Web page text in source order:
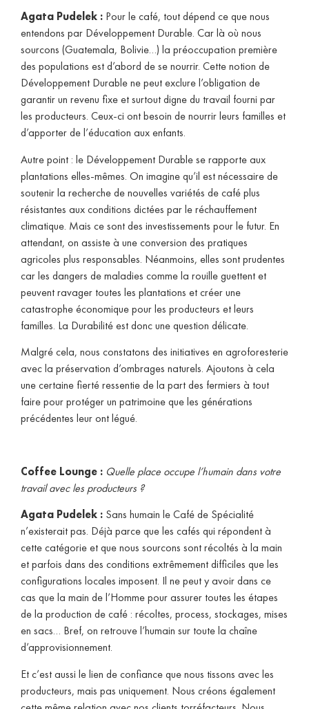
Agata Pudelek : Pour le café, tout dépend ce que nous
entendons par Développement Durable. Car là où nous
sourcons (Guatemala, Bolivie…) la préoccupation première
des populations est d’abord de se nourrir. Cette notion de
Développement Durable ne peut exclure l’obligation de
garantir un revenu fixe et surtout digne du travail fourni par
les producteurs. Ceux-ci ont besoin de nourrir leurs familles et
d’apporter de l’éducation aux enfants.
Autre point : le Développement Durable se rapporte aux
plantations elles-mêmes. On imagine qu’il est nécessaire de
soutenir la recherche de nouvelles variétés de café plus
résistantes aux conditions dictées par le réchauffement
climatique. Mais ce sont des investissements pour le futur. En
attendant, on assiste à une conversion des pratiques
agricoles plus responsables. Néanmoins, elles sont prudentes
car les dangers de maladies comme la rouille guettent et
peuvent ravager toutes les plantations et créer une
catastrophe économique pour les producteurs et leurs
familles. La Durabilité est donc une question délicate.
Malgré cela, nous constatons des initiatives en agroforesterie
avec la préservation d’ombrages naturels. Ajoutons à cela
une certaine fierté ressentie de la part des fermiers à tout
faire pour protéger un patrimoine que les générations
précédentes leur ont légué.
Coffee Lounge : Quelle place occupe l’humain dans votre
travail avec les producteurs ?
Agata Pudelek : Sans humain le Café de Spécialité
n’existerait pas. Déjà parce que les cafés qui répondent à
cette catégorie et que nous sourcons sont récoltés à la main
et parfois dans des conditions extrêmement difficiles que les
configurations locales imposent. Il ne peut y avoir dans ce
cas que la main de l’Homme pour assurer toutes les étapes
de la production de café : récoltes, process, stockages, mises
en sacs… Bref, on retrouve l’humain sur toute la chaîne
d’approvisionnement.
Et c’est aussi le lien de confiance que nous tissons avec les
producteurs, mais pas uniquement. Nous créons également